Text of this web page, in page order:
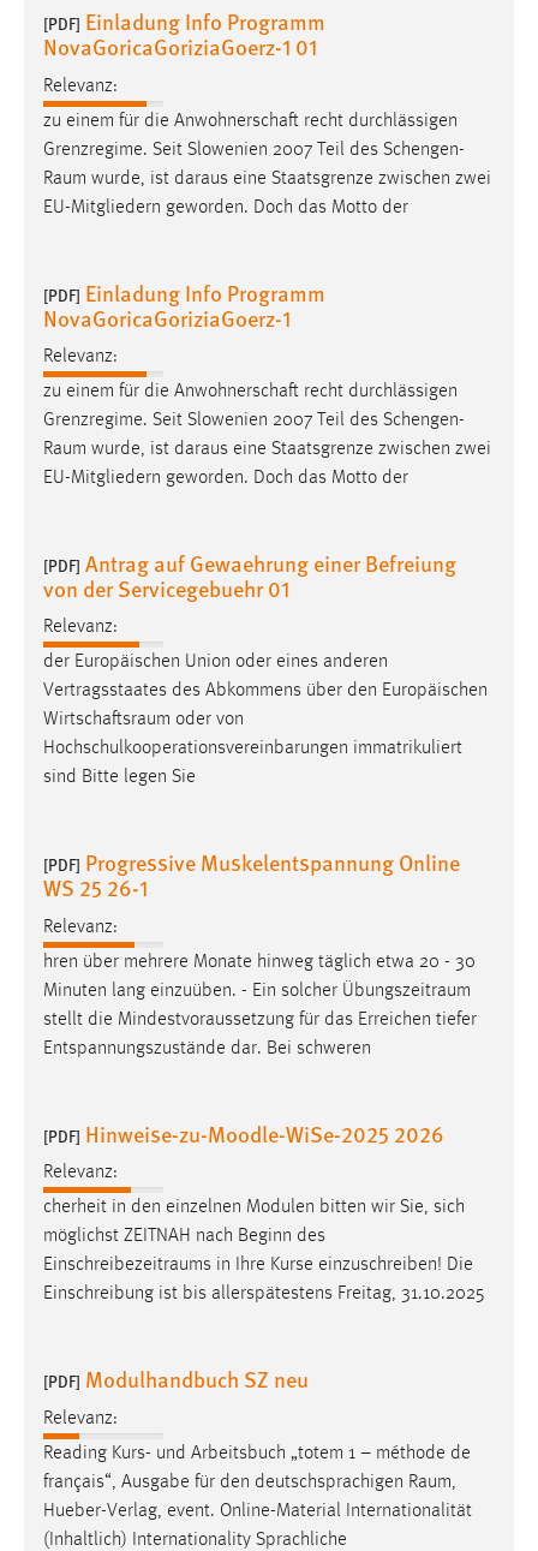
[PDF] Einladung Info Programm
NovaGoricaGoriziaGoerz-1 01
Relevanz:
zu einem für die Anwohnerschaft recht durchlässigen
Grenzregime. Seit Slowenien 2007 Teil des Schengen-
Raum wurde, ist daraus eine Staatsgrenze zwischen zwei
EU-Mitgliedern geworden. Doch das Motto der
[PDF] Einladung Info Programm
NovaGoricaGoriziaGoerz-1
Relevanz:
zu einem für die Anwohnerschaft recht durchlässigen
Grenzregime. Seit Slowenien 2007 Teil des Schengen-
Raum wurde, ist daraus eine Staatsgrenze zwischen zwei
EU-Mitgliedern geworden. Doch das Motto der
[PDF] Antrag auf Gewaehrung einer Befreiung
von der Servicegebuehr 01
Relevanz:
der Europäischen Union oder eines anderen
Vertragsstaates des Abkommens über den Europäischen
Wirtschaftsraum oder von
Hochschulkooperationsvereinbarungen immatrikuliert
sind Bitte legen Sie
[PDF] Progressive Muskelentspannung Online
WS 25 26-1
Relevanz:
hren über mehrere Monate hinweg täglich etwa 20 - 30
Minuten lang einzuüben. - Ein solcher Übungszeitraum
stellt die Mindestvoraussetzung für das Erreichen tiefer
Entspannungszustände dar. Bei schweren
[PDF] Hinweise-zu-Moodle-WiSe-2025 2026
Relevanz:
cherheit in den einzelnen Modulen bitten wir Sie, sich
möglichst ZEITNAH nach Beginn des
Einschreibezeitraums in Ihre Kurse einzuschreiben! Die
Einschreibung ist bis allerspätestens Freitag, 31.10.2025
[PDF] Modulhandbuch SZ neu
Relevanz:
Reading Kurs- und Arbeitsbuch „totem 1 – méthode de
français“, Ausgabe für den deutschsprachigen Raum,
Hueber-Verlag, event. Online-Material Internationalität
(Inhaltlich) Internationality Sprachliche
Chat
Name:
MibewSessionID, MIBEW_UserID, mibew_locale, mibew-
chat-frame-style-5e9dbeb1811c0446
Zweck:
Wird benötigt um die Chatfunktion nutzen zu können.
Jahre, MIBEW_UserID = 1 Jahr
Login
Name:
fe_user, be_user, be_lastLoginProvider
Cookie Laufzeit:
STATISTIK
Statistik Cookies erfassen Informationen anonym.
Diese Informationen helfen uns zu verstehen, wie
Matomo
_pk_ref, _pk_cvar, _pk_id, _pk_ses
Zweck:
Zugriffsstatistik
Cookie Laufzeit:
MARKETING
Marketing Cookies werden von Drittanbietern
verwendet, um personalisierte Werbung anzuzeigen.
Sie tun dies, indem sie Besucher über Websites
hinweg verfolgen.
Name:
Anbieter:
Google Ireland Limited